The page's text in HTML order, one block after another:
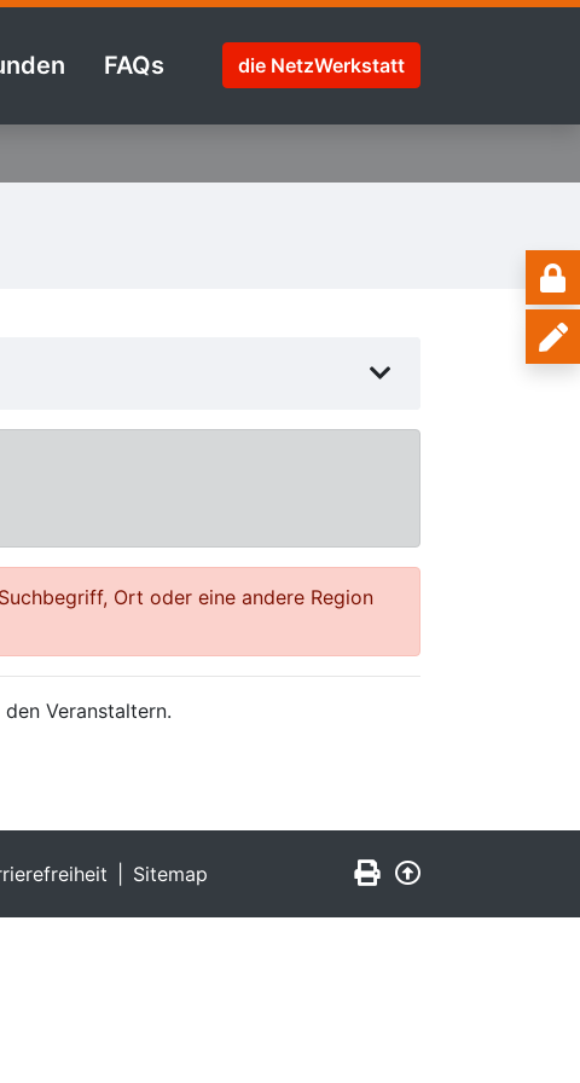
FAQs die NetzWerkstatt
Ort oder eine andere Region
Veranstaltern.
Sitemap Seite drucken
Zurück nach